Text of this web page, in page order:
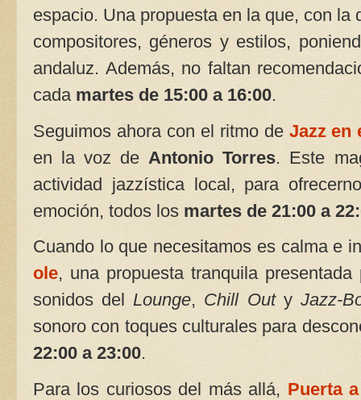
espacio. Una propuesta en la que, con la
compositores, géneros y estilos,
andaluz. Además, no faltan
cada martes de 15:00 a 16:00.
Seguimos ahora con el ritmo de Jazz en
en la voz de Antonio Torres. Este
actividad jazzística local, para
emoción, todos los martes de 21:00 a
‍Cuando lo que necesitamos es calma e
ole, una propuesta tranquila
sonidos delLounge, Chill Outy Jazz-
sonoro con toques culturales para
22:00 a 23:00.
Para los curiosos del más allá, Puerta